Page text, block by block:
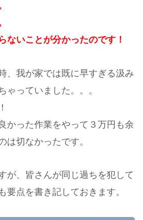
ないことが分かったのです！
、我が家では既に早すぎる汲み
ゃっていました。。。
かった作業をやって３万円も余
は切なかったです。
が、皆さんが同じ過ちを犯して
要点を書き記しておきます。